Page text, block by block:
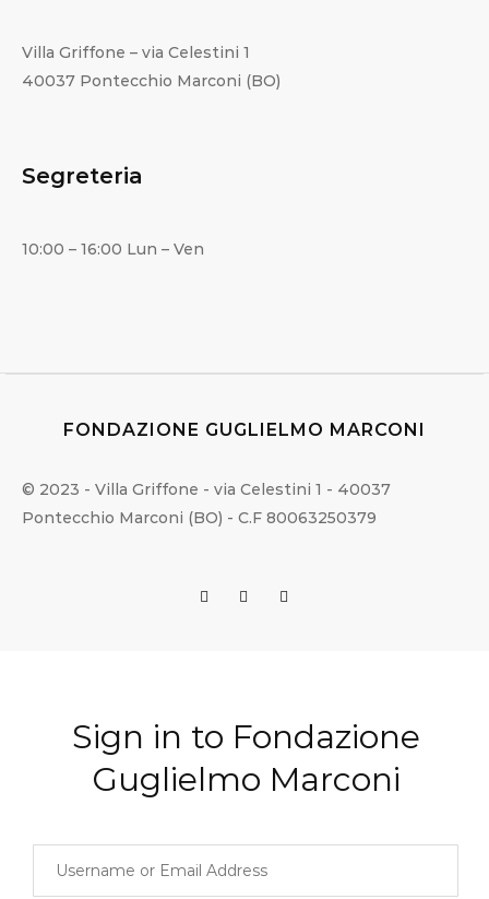
Villa Griffone – via Celestini 1
40037 Pontecchio Marconi (BO)
Segreteria
10:00 – 16:00 Lun – Ven
FONDAZIONE GUGLIELMO MARCONI
© 2023 - Villa Griffone - via Celestini 1 - 40037
Pontecchio Marconi (BO) - C.F 80063250379
Sign in to Fondazione
Guglielmo Marconi